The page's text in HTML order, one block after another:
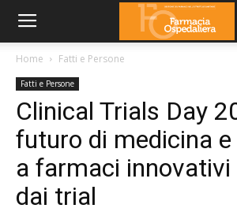
Home Fatti e Persone
Fatti e Persone
Clinical Trials Day
futuro di medicina
a farmaci innovativi
dai trial